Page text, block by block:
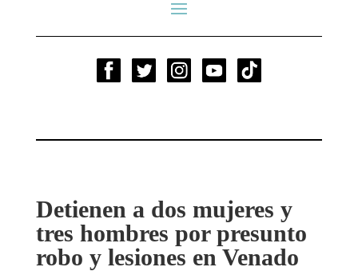
Detienen a dos mujeres y
tres hombres por presunto
robo y lesiones en Venado